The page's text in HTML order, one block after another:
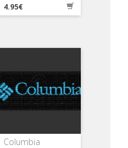
4.95€
Columbia